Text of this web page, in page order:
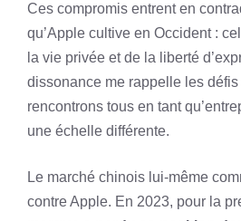
Ces compromis entrent en
qu’Apple cultive en Occident :
la vie privée et de la liberté
dissonance me rappelle les
rencontrons tous en tant
une échelle différente.
Le marché chinois lui-même
contre Apple. En 2023, pour la